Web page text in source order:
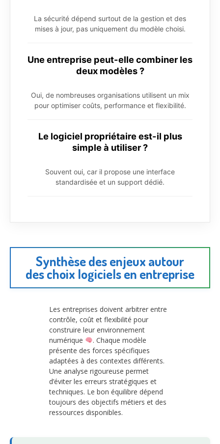
La sécurité dépend surtout de la gestion et des
mises à jour, pas uniquement du modèle choisi.
Une entreprise peut-elle combiner les
deux modèles ?
Oui, de nombreuses organisations utilisent un mix
pour optimiser coûts, performance et flexibilité.
Le logiciel propriétaire est-il plus
simple à utiliser ?
Souvent oui, car il propose une interface
standardisée et un support dédié.
Synthèse des enjeux autour
des choix logiciels en entreprise
Les entreprises doivent arbitrer entre
contrôle, coût et flexibilité pour
construire leur environnement
numérique
. Chaque modèle
présente des forces spécifiques
adaptées à des contextes différents.
Une analyse rigoureuse permet
d’éviter les erreurs stratégiques et
techniques. Le bon équilibre dépend
toujours des objectifs métiers et des
ressources disponibles.